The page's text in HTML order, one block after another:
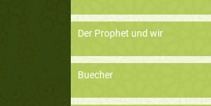
Der Prophet und wir
Buecher